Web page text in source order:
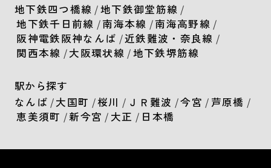
地下鉄四つ橋線 /地下鉄御堂筋線 /
地下鉄千日前線 /南海本線 /南海高野線 /
阪神電鉄阪神なんば /近鉄難波・奈良線 /
関西本線 /大阪環状線 /地下鉄堺筋線
駅から探す
なんば /大国町 /桜川 / ＪＲ難波 /今宮 / 芦原橋 /
恵美須町 /新今宮 / 大正 / 日本橋